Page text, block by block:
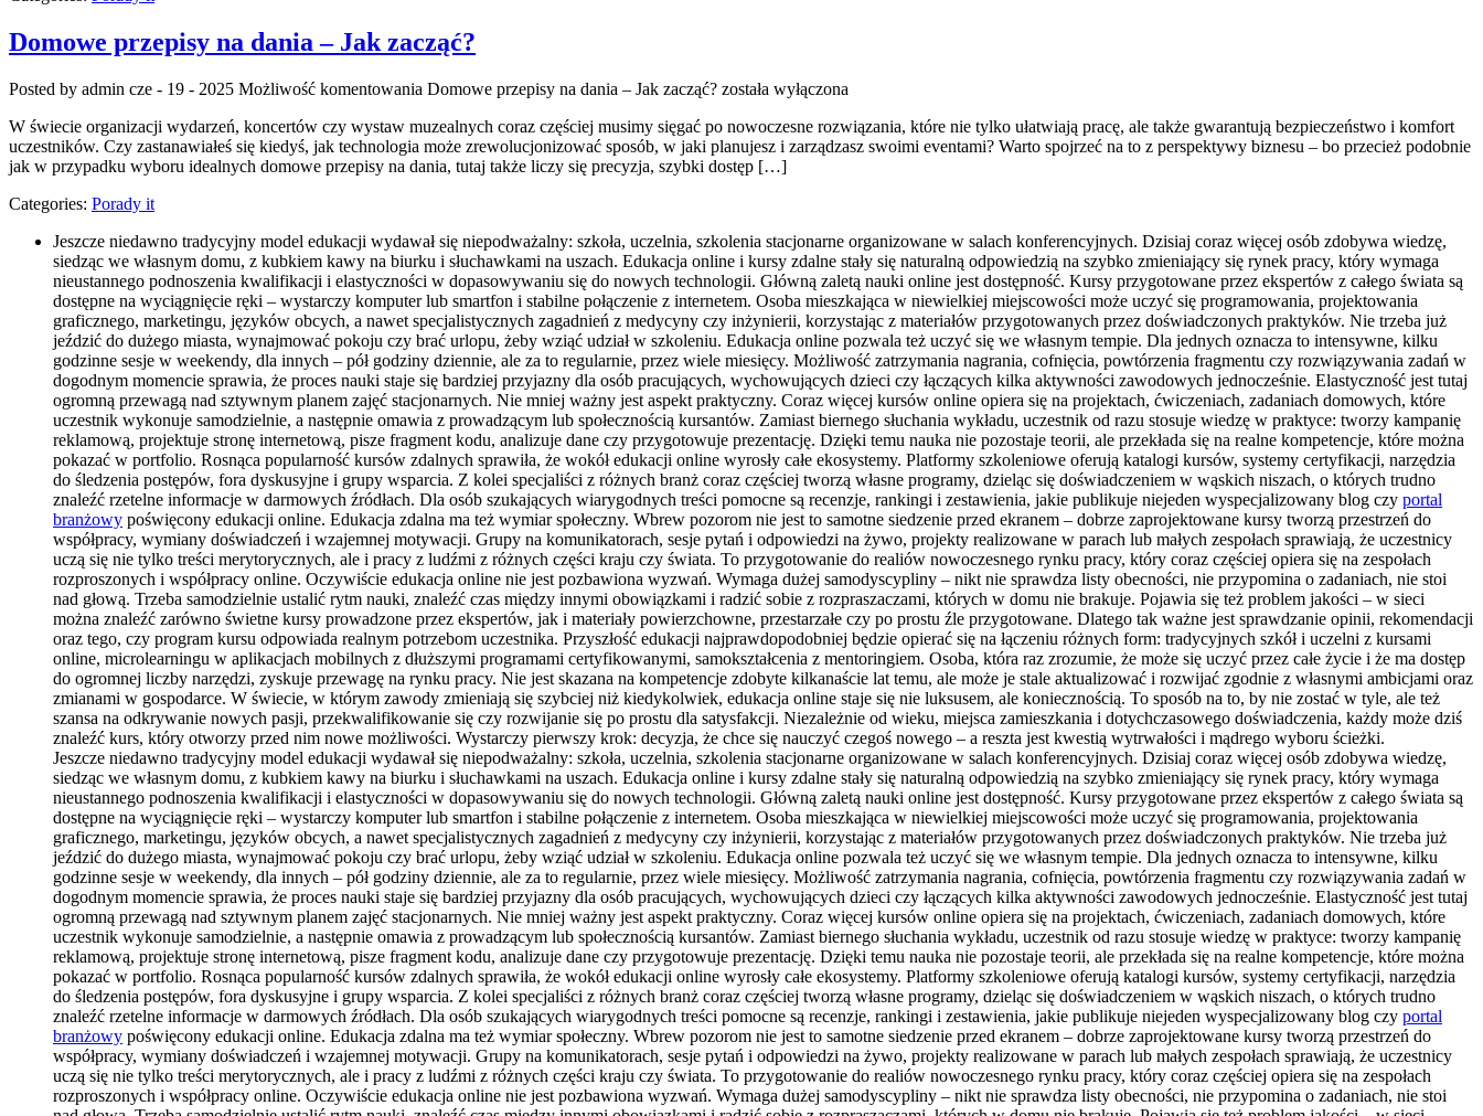
Domowe przepisy na dania – Jak zacząć?
Posted by admin cze - 19 - 2025 Możliwość komentowania Domowe przepisy na dania – Jak zacząć? została wyłączona
W świecie organizacji wydarzeń, koncertów czy wystaw muzealnych coraz częściej musimy sięgać po nowoczesne rozwiązania, które nie tylko ułatwiają pracę, ale także gwarantują bezpieczeństwo i komfort
uczestników. Czy zastanawiałeś się kiedyś, jak technologia może zrewolucjonizować sposób, w jaki planujesz i zarządzasz swoimi eventami? Warto spojrzeć na to z perspektywy biznesu – bo przecież podobnie
jak w przypadku wyboru idealnych domowe przepisy na dania, tutaj także liczy się precyzja, szybki dostęp […]
Categories: Porady it
Jeszcze niedawno tradycyjny model edukacji wydawał się niepodważalny: szkoła, uczelnia, szkolenia stacjonarne organizowane w salach konferencyjnych. Dzisiaj coraz więcej osób zdobywa wiedzę,
siedząc we własnym domu, z kubkiem kawy na biurku i słuchawkami na uszach. Edukacja online i kursy zdalne stały się naturalną odpowiedzią na szybko zmieniający się rynek pracy, który wymaga
nieustannego podnoszenia kwalifikacji i elastyczności w dopasowywaniu się do nowych technologii. Główną zaletą nauki online jest dostępność. Kursy przygotowane przez ekspertów z całego świata są
dostępne na wyciągnięcie ręki – wystarczy komputer lub smartfon i stabilne połączenie z internetem. Osoba mieszkająca w niewielkiej miejscowości może uczyć się programowania, projektowania
graficznego, marketingu, języków obcych, a nawet specjalistycznych zagadnień z medycyny czy inżynierii, korzystając z materiałów przygotowanych przez doświadczonych praktyków. Nie trzeba już
jeździć do dużego miasta, wynajmować pokoju czy brać urlopu, żeby wziąć udział w szkoleniu. Edukacja online pozwala też uczyć się we własnym tempie. Dla jednych oznacza to intensywne, kilku
godzinne sesje w weekendy, dla innych – pół godziny dziennie, ale za to regularnie, przez wiele miesięcy. Możliwość zatrzymania nagrania, cofnięcia, powtórzenia fragmentu czy rozwiązywania zadań w
dogodnym momencie sprawia, że proces nauki staje się bardziej przyjazny dla osób pracujących, wychowujących dzieci czy łączących kilka aktywności zawodowych jednocześnie. Elastyczność jest tutaj
ogromną przewagą nad sztywnym planem zajęć stacjonarnych. Nie mniej ważny jest aspekt praktyczny. Coraz więcej kursów online opiera się na projektach, ćwiczeniach, zadaniach domowych, które
uczestnik wykonuje samodzielnie, a następnie omawia z prowadzącym lub społecznością kursantów. Zamiast biernego słuchania wykładu, uczestnik od razu stosuje wiedzę w praktyce: tworzy kampanię
reklamową, projektuje stronę internetową, pisze fragment kodu, analizuje dane czy przygotowuje prezentację. Dzięki temu nauka nie pozostaje teorii, ale przekłada się na realne kompetencje, które można
pokazać w portfolio. Rosnąca popularność kursów zdalnych sprawiła, że wokół edukacji online wyrosły całe ekosystemy. Platformy szkoleniowe oferują katalogi kursów, systemy certyfikacji, narzędzia
do śledzenia postępów, fora dyskusyjne i grupy wsparcia. Z kolei specjaliści z różnych branż coraz częściej tworzą własne programy, dzieląc się doświadczeniem w wąskich niszach, o których trudno
znaleźć rzetelne informacje w darmowych źródłach. Dla osób szukających wiarygodnych treści pomocne są recenzje, rankingi i zestawienia, jakie publikuje niejeden wyspecjalizowany blog czy portal
branżowy poświęcony edukacji online. Edukacja zdalna ma też wymiar społeczny. Wbrew pozorom nie jest to samotne siedzenie przed ekranem – dobrze zaprojektowane kursy tworzą przestrzeń do
współpracy, wymiany doświadczeń i wzajemnej motywacji. Grupy na komunikatorach, sesje pytań i odpowiedzi na żywo, projekty realizowane w parach lub małych zespołach sprawiają, że uczestnicy
uczą się nie tylko treści merytorycznych, ale i pracy z ludźmi z różnych części kraju czy świata. To przygotowanie do realiów nowoczesnego rynku pracy, który coraz częściej opiera się na zespołach
rozproszonych i współpracy online. Oczywiście edukacja online nie jest pozbawiona wyzwań. Wymaga dużej samodyscypliny – nikt nie sprawdza listy obecności, nie przypomina o zadaniach, nie stoi
nad głową. Trzeba samodzielnie ustalić rytm nauki, znaleźć czas między innymi obowiązkami i radzić sobie z rozpraszaczami, których w domu nie brakuje. Pojawia się też problem jakości – w sieci
można znaleźć zarówno świetne kursy prowadzone przez ekspertów, jak i materiały powierzchowne, przestarzałe czy po prostu źle przygotowane. Dlatego tak ważne jest sprawdzanie opinii, rekomendacji
oraz tego, czy program kursu odpowiada realnym potrzebom uczestnika. Przyszłość edukacji najprawdopodobniej będzie opierać się na łączeniu różnych form: tradycyjnych szkół i uczelni z kursami
online, microlearningu w aplikacjach mobilnych z dłuższymi programami certyfikowanymi, samokształcenia z mentoringiem. Osoba, która raz zrozumie, że może się uczyć przez całe życie i że ma dostęp
do ogromnej liczby narzędzi, zyskuje przewagę na rynku pracy. Nie jest skazana na kompetencje zdobyte kilkanaście lat temu, ale może je stale aktualizować i rozwijać zgodnie z własnymi ambicjami oraz
zmianami w gospodarce. W świecie, w którym zawody zmieniają się szybciej niż kiedykolwiek, edukacja online staje się nie luksusem, ale koniecznością. To sposób na to, by nie zostać w tyle, ale też
szansa na odkrywanie nowych pasji, przekwalifikowanie się czy rozwijanie się po prostu dla satysfakcji. Niezależnie od wieku, miejsca zamieszkania i dotychczasowego doświadczenia, każdy może dziś
znaleźć kurs, który otworzy przed nim nowe możliwości. Wystarczy pierwszy krok: decyzja, że chce się nauczyć czegoś nowego – a reszta jest kwestią wytrwałości i mądrego wyboru ścieżki.
Jeszcze niedawno tradycyjny model edukacji wydawał się niepodważalny: szkoła, uczelnia, szkolenia stacjonarne organizowane w salach konferencyjnych. Dzisiaj coraz więcej osób zdobywa wiedzę,
siedząc we własnym domu, z kubkiem kawy na biurku i słuchawkami na uszach. Edukacja online i kursy zdalne stały się naturalną odpowiedzią na szybko zmieniający się rynek pracy, który wymaga
nieustannego podnoszenia kwalifikacji i elastyczności w dopasowywaniu się do nowych technologii. Główną zaletą nauki online jest dostępność. Kursy przygotowane przez ekspertów z całego świata są
dostępne na wyciągnięcie ręki – wystarczy komputer lub smartfon i stabilne połączenie z internetem. Osoba mieszkająca w niewielkiej miejscowości może uczyć się programowania, projektowania
graficznego, marketingu, języków obcych, a nawet specjalistycznych zagadnień z medycyny czy inżynierii, korzystając z materiałów przygotowanych przez doświadczonych praktyków. Nie trzeba już
jeździć do dużego miasta, wynajmować pokoju czy brać urlopu, żeby wziąć udział w szkoleniu. Edukacja online pozwala też uczyć się we własnym tempie. Dla jednych oznacza to intensywne, kilku
godzinne sesje w weekendy, dla innych – pół godziny dziennie, ale za to regularnie, przez wiele miesięcy. Możliwość zatrzymania nagrania, cofnięcia, powtórzenia fragmentu czy rozwiązywania zadań w
dogodnym momencie sprawia, że proces nauki staje się bardziej przyjazny dla osób pracujących, wychowujących dzieci czy łączących kilka aktywności zawodowych jednocześnie. Elastyczność jest tutaj
ogromną przewagą nad sztywnym planem zajęć stacjonarnych. Nie mniej ważny jest aspekt praktyczny. Coraz więcej kursów online opiera się na projektach, ćwiczeniach, zadaniach domowych, które
uczestnik wykonuje samodzielnie, a następnie omawia z prowadzącym lub społecznością kursantów. Zamiast biernego słuchania wykładu, uczestnik od razu stosuje wiedzę w praktyce: tworzy kampanię
reklamową, projektuje stronę internetową, pisze fragment kodu, analizuje dane czy przygotowuje prezentację. Dzięki temu nauka nie pozostaje teorii, ale przekłada się na realne kompetencje, które można
pokazać w portfolio. Rosnąca popularność kursów zdalnych sprawiła, że wokół edukacji online wyrosły całe ekosystemy. Platformy szkoleniowe oferują katalogi kursów, systemy certyfikacji, narzędzia
do śledzenia postępów, fora dyskusyjne i grupy wsparcia. Z kolei specjaliści z różnych branż coraz częściej tworzą własne programy, dzieląc się doświadczeniem w wąskich niszach, o których trudno
znaleźć rzetelne informacje w darmowych źródłach. Dla osób szukających wiarygodnych treści pomocne są recenzje, rankingi i zestawienia, jakie publikuje niejeden wyspecjalizowany blog czy portal
branżowy poświęcony edukacji online. Edukacja zdalna ma też wymiar społeczny. Wbrew pozorom nie jest to samotne siedzenie przed ekranem – dobrze zaprojektowane kursy tworzą przestrzeń do
współpracy, wymiany doświadczeń i wzajemnej motywacji. Grupy na komunikatorach, sesje pytań i odpowiedzi na żywo, projekty realizowane w parach lub małych zespołach sprawiają, że uczestnicy
uczą się nie tylko treści merytorycznych, ale i pracy z ludźmi z różnych części kraju czy świata. To przygotowanie do realiów nowoczesnego rynku pracy, który coraz częściej opiera się na zespołach
rozproszonych i współpracy online. Oczywiście edukacja online nie jest pozbawiona wyzwań. Wymaga dużej samodyscypliny – nikt nie sprawdza listy obecności, nie przypomina o zadaniach, nie stoi